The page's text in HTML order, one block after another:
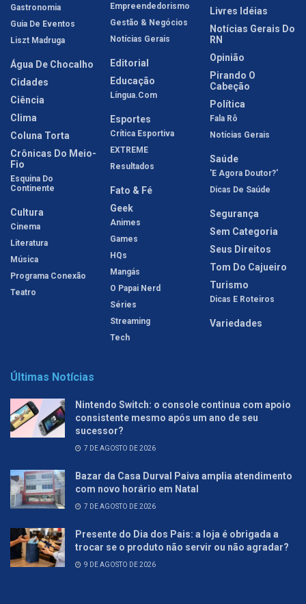
Gastronomia
Guia De Eventos
Liszt Madruga
Água De Chocalho
Cidades
Ciência
Clima
Coluna Torta
Crônicas Do Meio-
Fio
Esquina Do
Continente
Cultura
Cinema
Literatura
Música
Programa Conexão
Teatro
Empreendedorismo
Gestão & Negócios
Notícias Gerais
Editorial
Educação
Língua.com
Esportes
Crítica Esportiva
EXTREME
Resultados
Fato & Fé
Geek
Animes
Games
HQs
Mangás
O Papai Nerd
Séries
Streaming
Tech
Livres Idéias
Notícias Gerais Do
RN
Opinião
Pirando O
Cabeção
Política
Fala Rô
Notícias Gerais
Saúde
'E Agora Doutor?'
Dicas De Saúde
Segurança
Sem Categoria
Seus Direitos
Tom Do Cajueiro
Turismo
Dicas E Roteiros
Variedades
Últimas Notícias
Nintendo Switch: o console continua com apoio
consistente mesmo após um ano de seu
sucessor?
7 DE AGOSTO DE 2026
Bazar da Casa Durval Paiva amplia atendimento
com novo horário em Natal
7 DE AGOSTO DE 2026
Presente do Dia dos Pais: a loja é obrigada a
trocar se o produto não servir ou não agradar?
9 DE AGOSTO DE 2026